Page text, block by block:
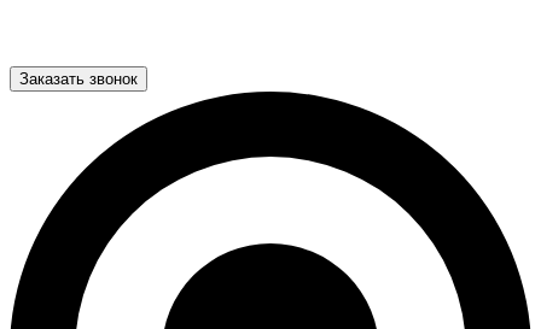
Заказать звонок